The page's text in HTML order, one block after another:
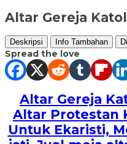
Altar Gereja
Deskripsi Info Tambahan
Spread the love
Altar Gereja
Altar Protestan
Untuk Ekaristi,